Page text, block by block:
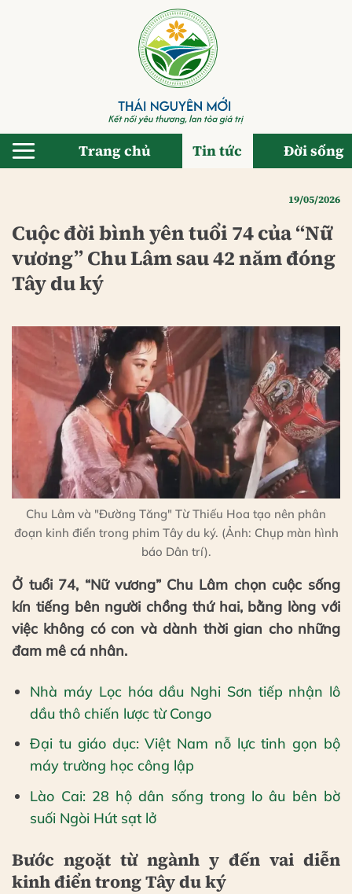
Trang chủ Tin tức Đời sống
19/05/2026
Cuộc đời bình yên tuổi 74 của “Nữ
vương” Chu Lâm sau 42 năm đóng
Tây du ký
Chu Lâm và "Đường Tăng" Từ Thiếu Hoa tạo nên phân
đoạn kinh điển trong phim Tây du ký. (Ảnh: Chụp màn hình
báo Dân trí).
Ở tuổi 74, “Nữ vương” Chu Lâm chọn cuộc sống
kín tiếng bên người chồng thứ hai, bằng lòng với
việc không có con và dành thời gian cho những
đam mê cá nhân.
Nhà máy Lọc hóa dầu Nghi Sơn tiếp nhận lô
dầu thô chiến lược từ Congo
Đại tu giáo dục: Việt Nam nỗ lực tinh gọn bộ
máy trường học công lập
Lào Cai: 28 hộ dân sống trong lo âu bên bờ
suối Ngòi Hút sạt lở
Bước ngoặt từ ngành y đến vai diễn
kinh điển trong Tây du ký